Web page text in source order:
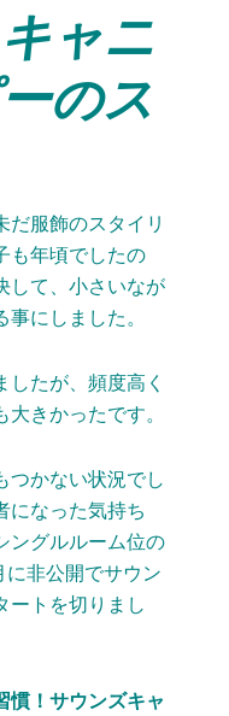
ャニ
のス
だ服飾のスタイリ
も年頃でしたの
して、小さいなが
にしました。
たが、頻度高く
きかったです。
つかない状況でし
になった気持ち
ングルルーム位の
非公開でサウン
ートを切りまし
慣！サウンズキャ